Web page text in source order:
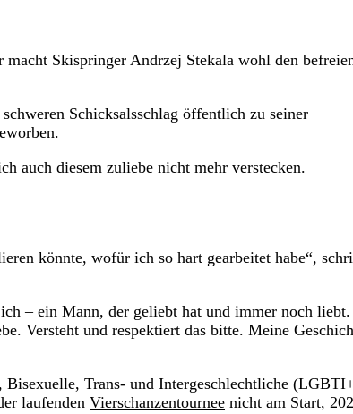
Skispringer Andrzej Stekala wohl den
Schicksalsschlag öffentlich zu seiner
auch diesem zuliebe nicht mehr verstecken.
könnte, wofür ich so hart gearbeitet habe“,
– ein Mann, der geliebt hat und immer noch
Versteht und respektiert das bitte. Meine
Trans- und Intergeschlechtliche
laufenden Vierschanzentournee nicht am Start,